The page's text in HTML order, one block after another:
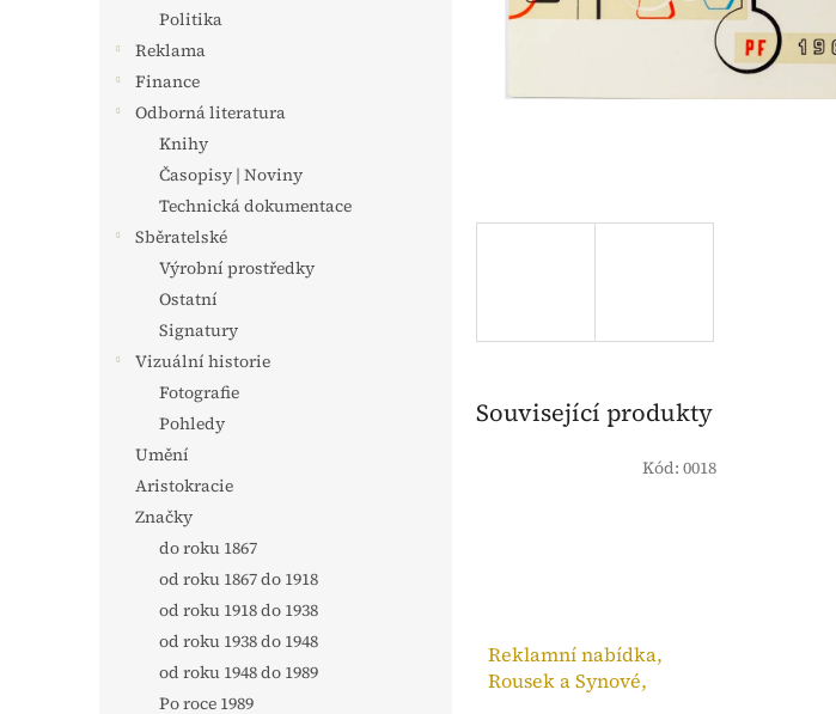
Politika
Reklama
Finance
Odborná literatura
Knihy
Časopisy | Noviny
Technická dokumentace
Sběratelské
Výrobní prostředky
Ostatní
Signatury
Vizuální historie
Fotografie
Pohledy
Umění
Aristokracie
Značky
do roku 1867
od roku 1867 do 1918
od roku 1918 do 1938
od roku 1938 do 1948
od roku 1948 do 1989
Po roce 1989
Související produkty
Reklamní nabídka,
Rousek a Synové,
Kód: 0018